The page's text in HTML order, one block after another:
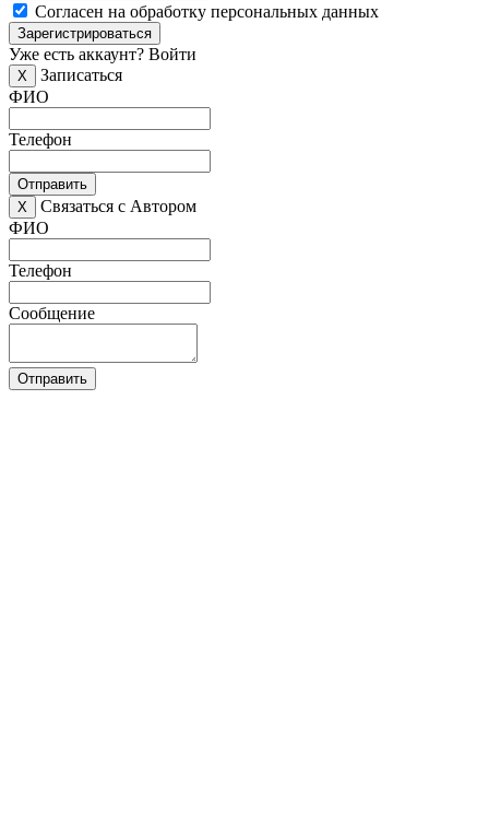
Согласен на обработку персональных данных
Зарегистрироваться
Уже есть аккаунт? Войти
X
Записаться
ФИО
Телефон
Отправить
X
Связаться с Автором
ФИО
Телефон
Сообщение
Отправить